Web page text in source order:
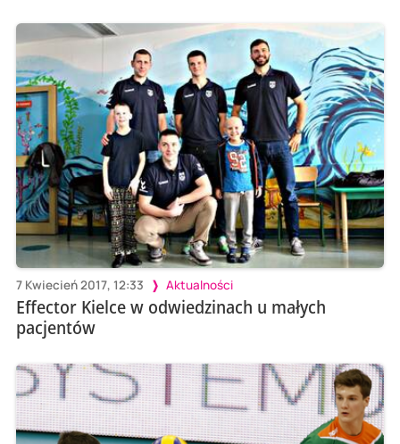
7 Kwiecień 2017, 12:33 Aktualności
Effector Kielce w odwiedzinach u małych
pacjentów